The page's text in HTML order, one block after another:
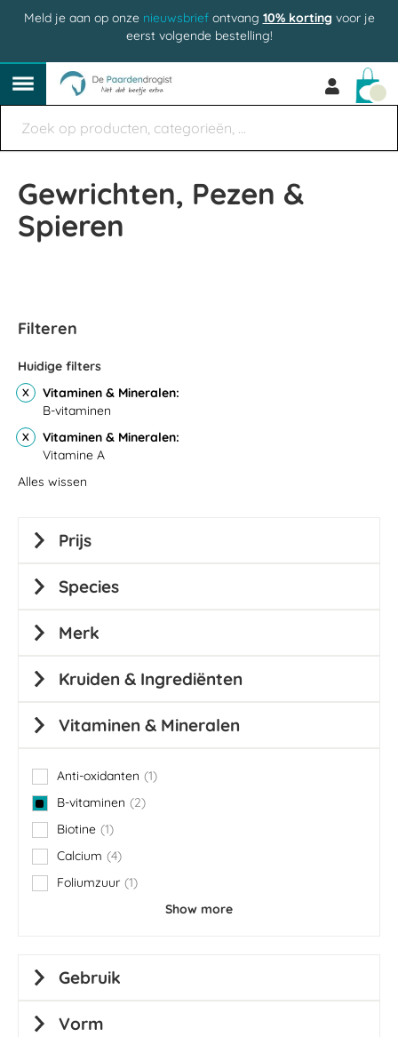
Meld je aan op onze nieuwsbriefontvang 10% korting voor je
eerst volgende bestelling!
Gewrichten, Pezen &
Spieren
Filteren
Huidige filters
Vitaminen & Mineralen
B-vitaminen
Vitaminen & Mineralen
Vitamine A
Alles wissen
Prijs
Species
Merk
Kruiden & Ingrediënten
Vitaminen & Mineralen
Anti-oxidanten 1
item
B-vitaminen
2
items
Biotine 1
item
Calcium
4
items
Foliumzuur 1
item
Show more
Gebruik
Vorm